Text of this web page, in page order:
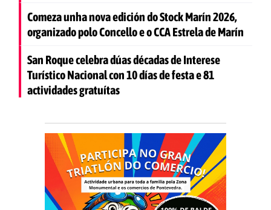
Comeza unha nova edición do Stock Marín 2026,
organizado polo Concello e o CCA Estrela de Marín
San Roque celebra dúas décadas de Interese
Turístico Nacional con 10 días de festa e 81
actividades gratuítas